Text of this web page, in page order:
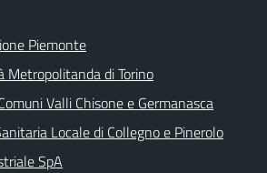
Piemonte
Metropolitanda di Torino
Valli Chisone e Germanasca
Locale di Collegno e Pinerolo
SpA